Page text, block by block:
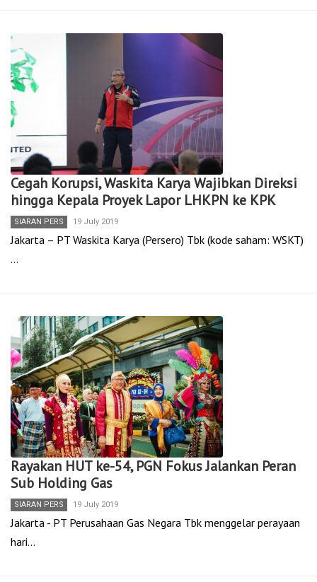
Cegah Korupsi, Waskita Karya Wajibkan Direksi
hingga Kepala Proyek Lapor LHKPN ke KPK
SIARAN PERS 19 July 2019
Jakarta – PT Waskita Karya (Persero) Tbk (kode saham: WSKT)
…
Rayakan HUT ke-54, PGN Fokus Jalankan Peran
Sub Holding Gas
SIARAN PERS 19 July 2019
Jakarta - PT Perusahaan Gas Negara Tbk menggelar perayaan
hari…